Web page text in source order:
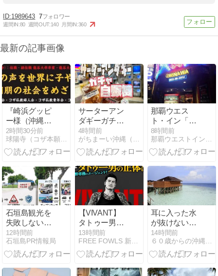
1989643 7
週間IN:80 週間OUT:140 月間IN:360
最新の記事画像
『崎浜グッピ
ー様（沖縄
市）』第１
０，４８１
回：球陽寺
寺）・歳時記
2時間30分前
球陽寺（コザ本願寺）・オフィシャルブログ
サーターアン
ダギーガチャ
自販機が国際
通り近くにあ
る！
4時間前
がちまーい沖縄（ファミコン）
那覇ウエス
ト・イン「ス
テーキハウス
辻本店」につ
いてご紹介
8時間前
那覇ウエストインの公式ブログ
石垣島観光を
失敗しないた
めに6つの
「レンタカー
予約サイト」
び方まで教え
12時間前
石垣島PR情報局
【VIVANT】
タトゥー男の
正体は?長野
専務のエージ
ェント?
13時間前
FREE FOWLS 新石垣島ブログ
耳に入った水
が抜けない！
目から鱗の解
決法
14時間前
６０歳からの沖縄生活withN